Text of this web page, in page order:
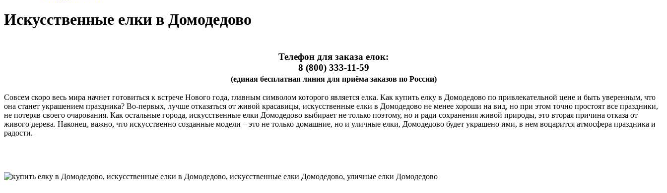
Искусственные елки в Домодедово
Телефон для заказа елок:
8 (800) 333-11-59
(единая бесплатная линия для приёма заказов по России)
Совсем скоро весь мира начнет готовиться к встрече Нового года, главным символом которого является елка. Как купить елку в Домодедово по привлекательной цене и быть уверенным, что
она станет украшением праздника? Во-первых, лучше отказаться от живой красавицы, искусственные елки в Домодедово не менее хороши на вид, но при этом точно простоят все праздники,
не потеряв своего очарования. Как остальные города, искусственные елки Домодедово выбирает не только поэтому, но и ради сохранения живой природы, это вторая причина отказа от
живого дерева. Наконец, важно, что искусственно созданные модели – это не только домашние, но и уличные елки, Домодедово будет украшено ими, в нем воцарится атмосфера праздника и
радости.